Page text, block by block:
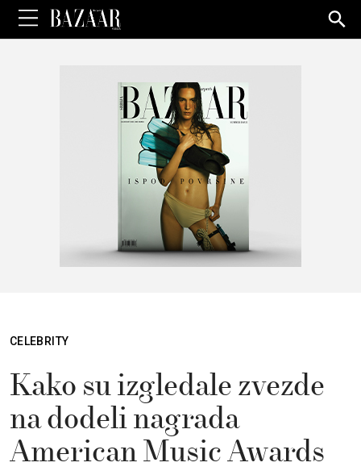
for:
CELEBRITY
Kako su izgledale zvezde
na dodeli nagrada
American Music Awards